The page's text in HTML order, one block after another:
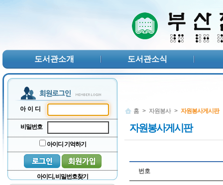
도서관소개 도서관소식
아이디
비밀번호
아이디 기억하기
아이디, 비밀번호찾기
홈 > 자원봉사 > 자원봉사게시판
자원봉사게시판
번호